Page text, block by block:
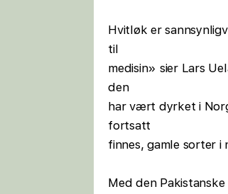
Hvitløk er
til
medisin» sier Lars
den
har vært dyrket i
fortsatt
finnes, gamle sorter i
Med den